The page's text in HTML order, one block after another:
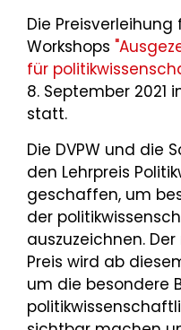
Die
Workshops
für
8. September
statt.
Die DVPW und die
den Lehrpreis
geschaffen, um
der
auszuzeichnen. Der
Preis wird ab
um die besondere